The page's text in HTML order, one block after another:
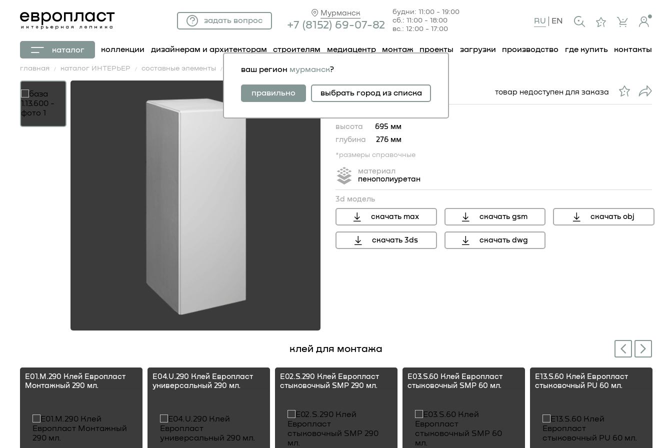
Мурманск
+7 (81 52) 69-07-82
будни: 11:00 - 19:00
сб.: 11:00 - 18:00
вс.: 12:00 - 17:00
задать вопрос RU EN
каталог коллекции дизайнерам и архитекторам строителям медиацентр монтаж проекты загрузки производство где купить контакты
ваш регион мурманск?
правильно выбрать город из списка
главная каталог ИНТЕРЬЕР составные элементы база 1.13.600
база 1.13.600 товар недоступен для заказа
высота
695 мм
глубина
276 мм
*размеры справочные
материал
пенополиуретан
3d модель
скачать max скачать gsm скачать obj
скачать 3ds скачать dwg
клей для монтажа Previous
E01.M.290 Клей Европласт
Монтажный 290 мл.
E04.U.290 Клей Европласт
универсальный 290 мл.
E02.S.290 Клей Европласт
стыковочный SMP 290 мл.
E03.S.60 Клей Европласт
стыковочный SMP 60 мл.
E13.S.60 Клей Европласт
стыковочный PU 60 мл.
Next